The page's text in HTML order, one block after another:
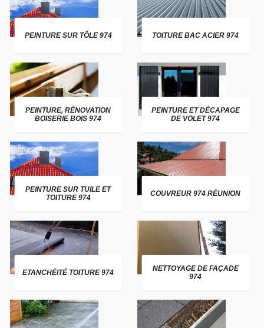
PEINTURE SUR TÔLE 974 TOITURE BAC ACIER 974
PEINTURE, RÉNOVATION
BOISERIE BOIS 974
PEINTURE ET DÉCAPAGE
DE VOLET 974
PEINTURE SUR TUILE ET
TOITURE 974
COUVREUR 974 RÉUNION
ETANCHÉITÉ TOITURE 974
NETTOYAGE DE FAÇADE
974